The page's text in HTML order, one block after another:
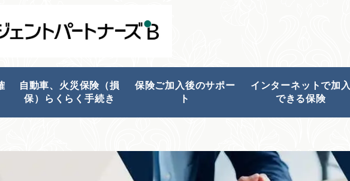
自動車、火災保険（損
保）らくらく手続き
保険ご加入後のサポー
ト
インターネットで加入
できる保険